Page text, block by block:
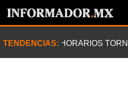
TENDENCIAS: HORARIOS